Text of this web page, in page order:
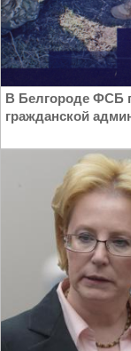
В Белгороде ФСБ
гражданской